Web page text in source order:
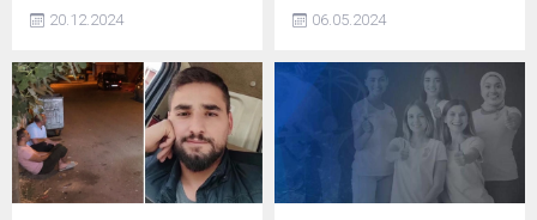
bölümünde ne olacağı
araştırılıyor. Peki, Kızılcık
Şerbeti'nin son bölümünde
ne oldu? Kızılcık Şerbeti'nin
yeni bölümünde ne olacak?
20.12.2024
bölümü ayrı heyecana
dizisine tüm ezberleri
bozacak transfer yapıldı. Bir
dönem yaptığı açıklamayla
sosyal medya gündemine
oturan Aydın Battal, Gönül
Dağına katılıyor.
06.05.2024